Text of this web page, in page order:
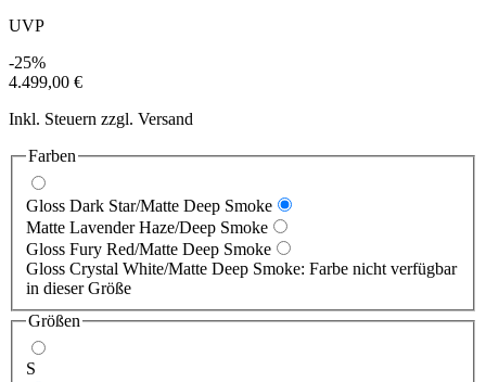
UVP
-25%
4.499,00 €
Inkl. Steuern zzgl. Versand
Farben
Gloss Dark Star/Matte Deep Smoke
Matte Lavender Haze/Deep Smoke
Gloss Fury Red/Matte Deep Smoke
Gloss Crystal White/Matte Deep Smoke: Farbe nicht verfügbar
in dieser Größe
Größen
S